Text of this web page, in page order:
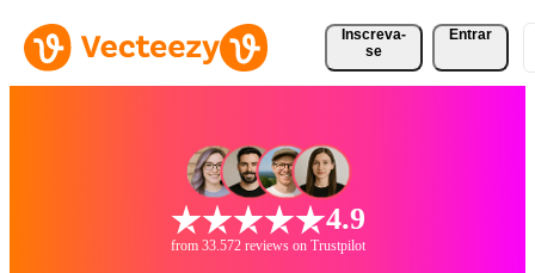
Inscreva-
se
Entrar
4.9
from 33.572 reviews on Trustpilot